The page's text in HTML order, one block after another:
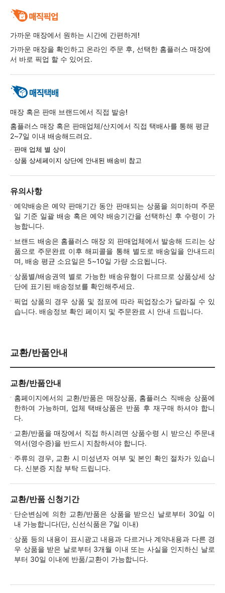
가까운 매장에서 원하는 시간에 간편하게!
가까운 매장을 확인하고 온라인 주문 후, 선택한 홈플러스 매장에
서 바로 픽업 할 수 있어요.
매장 혹은 판매 브랜드에서 직접 발송!
홈플러스 매장 혹은 판매업체/산지에서 직접 택배사를 통해 평균
2~7일 이내 배송해드려요.
판매 업체 별 상이
상품 상세페이지 상단에 안내된 배송비 참고
유의사항
예약배송은 예약 판매기간 동안 판매되는 상품을 의미하며 주문
일 기준 일괄 배송 혹은 예약 배송기간을 선택하신 후 수령이 가
능합니다.
브랜드 배송은 홈플러스 매장 외 판매업체에서 발송해 드리는 상
품으로 주문완료 이후 해피콜을 통해 별도로 배송일을 안내드리
며, 배송 평균 소요일은 5~10일 가량 소요됩니다.
상품별/배송권역 별로 가능한 배송유형이 다르므로 상품상세 상
단에 표기된 배송정보를 확인해주세요.
픽업 상품의 경우 상품 및 점포에 따라 픽업장소가 달라질 수 있
습니다. 배송정보 확인 페이지 및 주문완료 시 안내 드립니다.
교환/반품안내
교환/반품안내
홈페이지에서의 교환/반품은 매장상품, 홈플러스 직배송 상품에
한하여 가능하며, 업체 택배상품은 반품 후 재구매 하셔야 합니
다.
교환/반품을 매장에서 직접 하시려면 상품수령 시 받으신 주문내
역서(영수증)을 반드시 지참하셔야 합니다.
주류의 경우, 교환 시 미성년자 여부 및 본인 확인 절차가 있습니
다. 신분증 지참 부탁 드립니다.
교환/반품 신청기간
단순변심에 의한 교환/반품은 상품을 받으신 날로부터 30일 이
내 가능합니다(단, 신선식품은 7일 이내)
상품 등의 내용이 표시광고 내용과 다르거나 계약내용과 다른 경
우 상품을 받은 날로부터 3개월 이내 또는 사실을 인지하신 날로
부터 30일 이내에 반품/교환이 가능합니다.